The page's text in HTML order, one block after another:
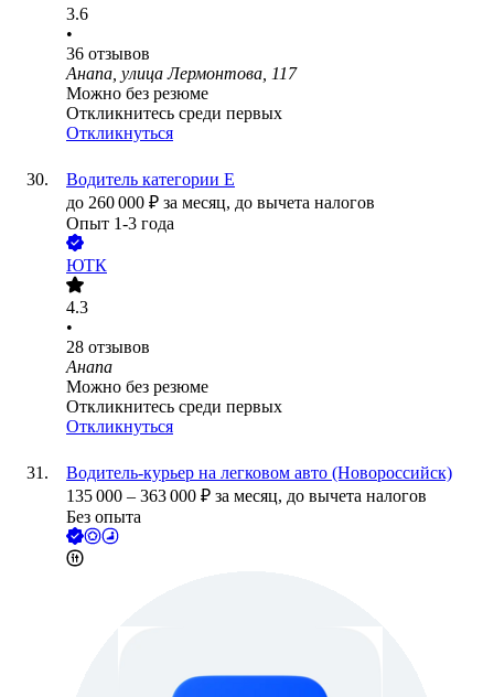
3.6
•
36 отзывов
Анапа, улица Лермонтова, 117
Можно без резюме
Откликнитесь среди первых
Откликнуться
Водитель категории Е
до 260 000 ₽ за месяц, до вычета налогов
Опыт 1-3 года
ЮТК
4.3
•
28 отзывов
Анапа
Можно без резюме
Откликнитесь среди первых
Откликнуться
Водитель-курьер на легковом авто (Новороссийск)
135 000 – 363 000 ₽ за месяц, до вычета налогов
Без опыта